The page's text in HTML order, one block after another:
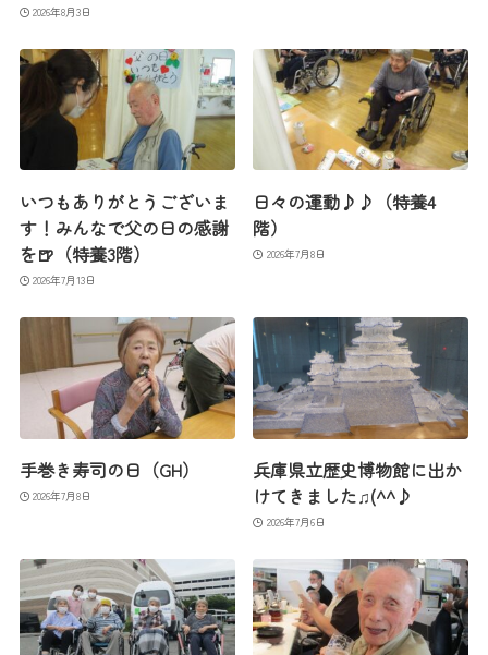
2026年8月3日
いつもありがとうございま
す！みんなで父の日の感謝
を🍺（特養3階）
2026年7月13日
日々の運動♪♪（特養4
階）
2026年7月8日
手巻き寿司の日（GH）
2026年7月8日
兵庫県立歴史博物館に出か
けてきました♫(^^♪
2026年7月6日